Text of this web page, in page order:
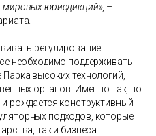
мировых юрисдикций», –
регулирование
необходимо поддерживать
высоких технологий,
органов. Именно так, по
рождается конструктивный
подходов, которые
так и бизнеса.